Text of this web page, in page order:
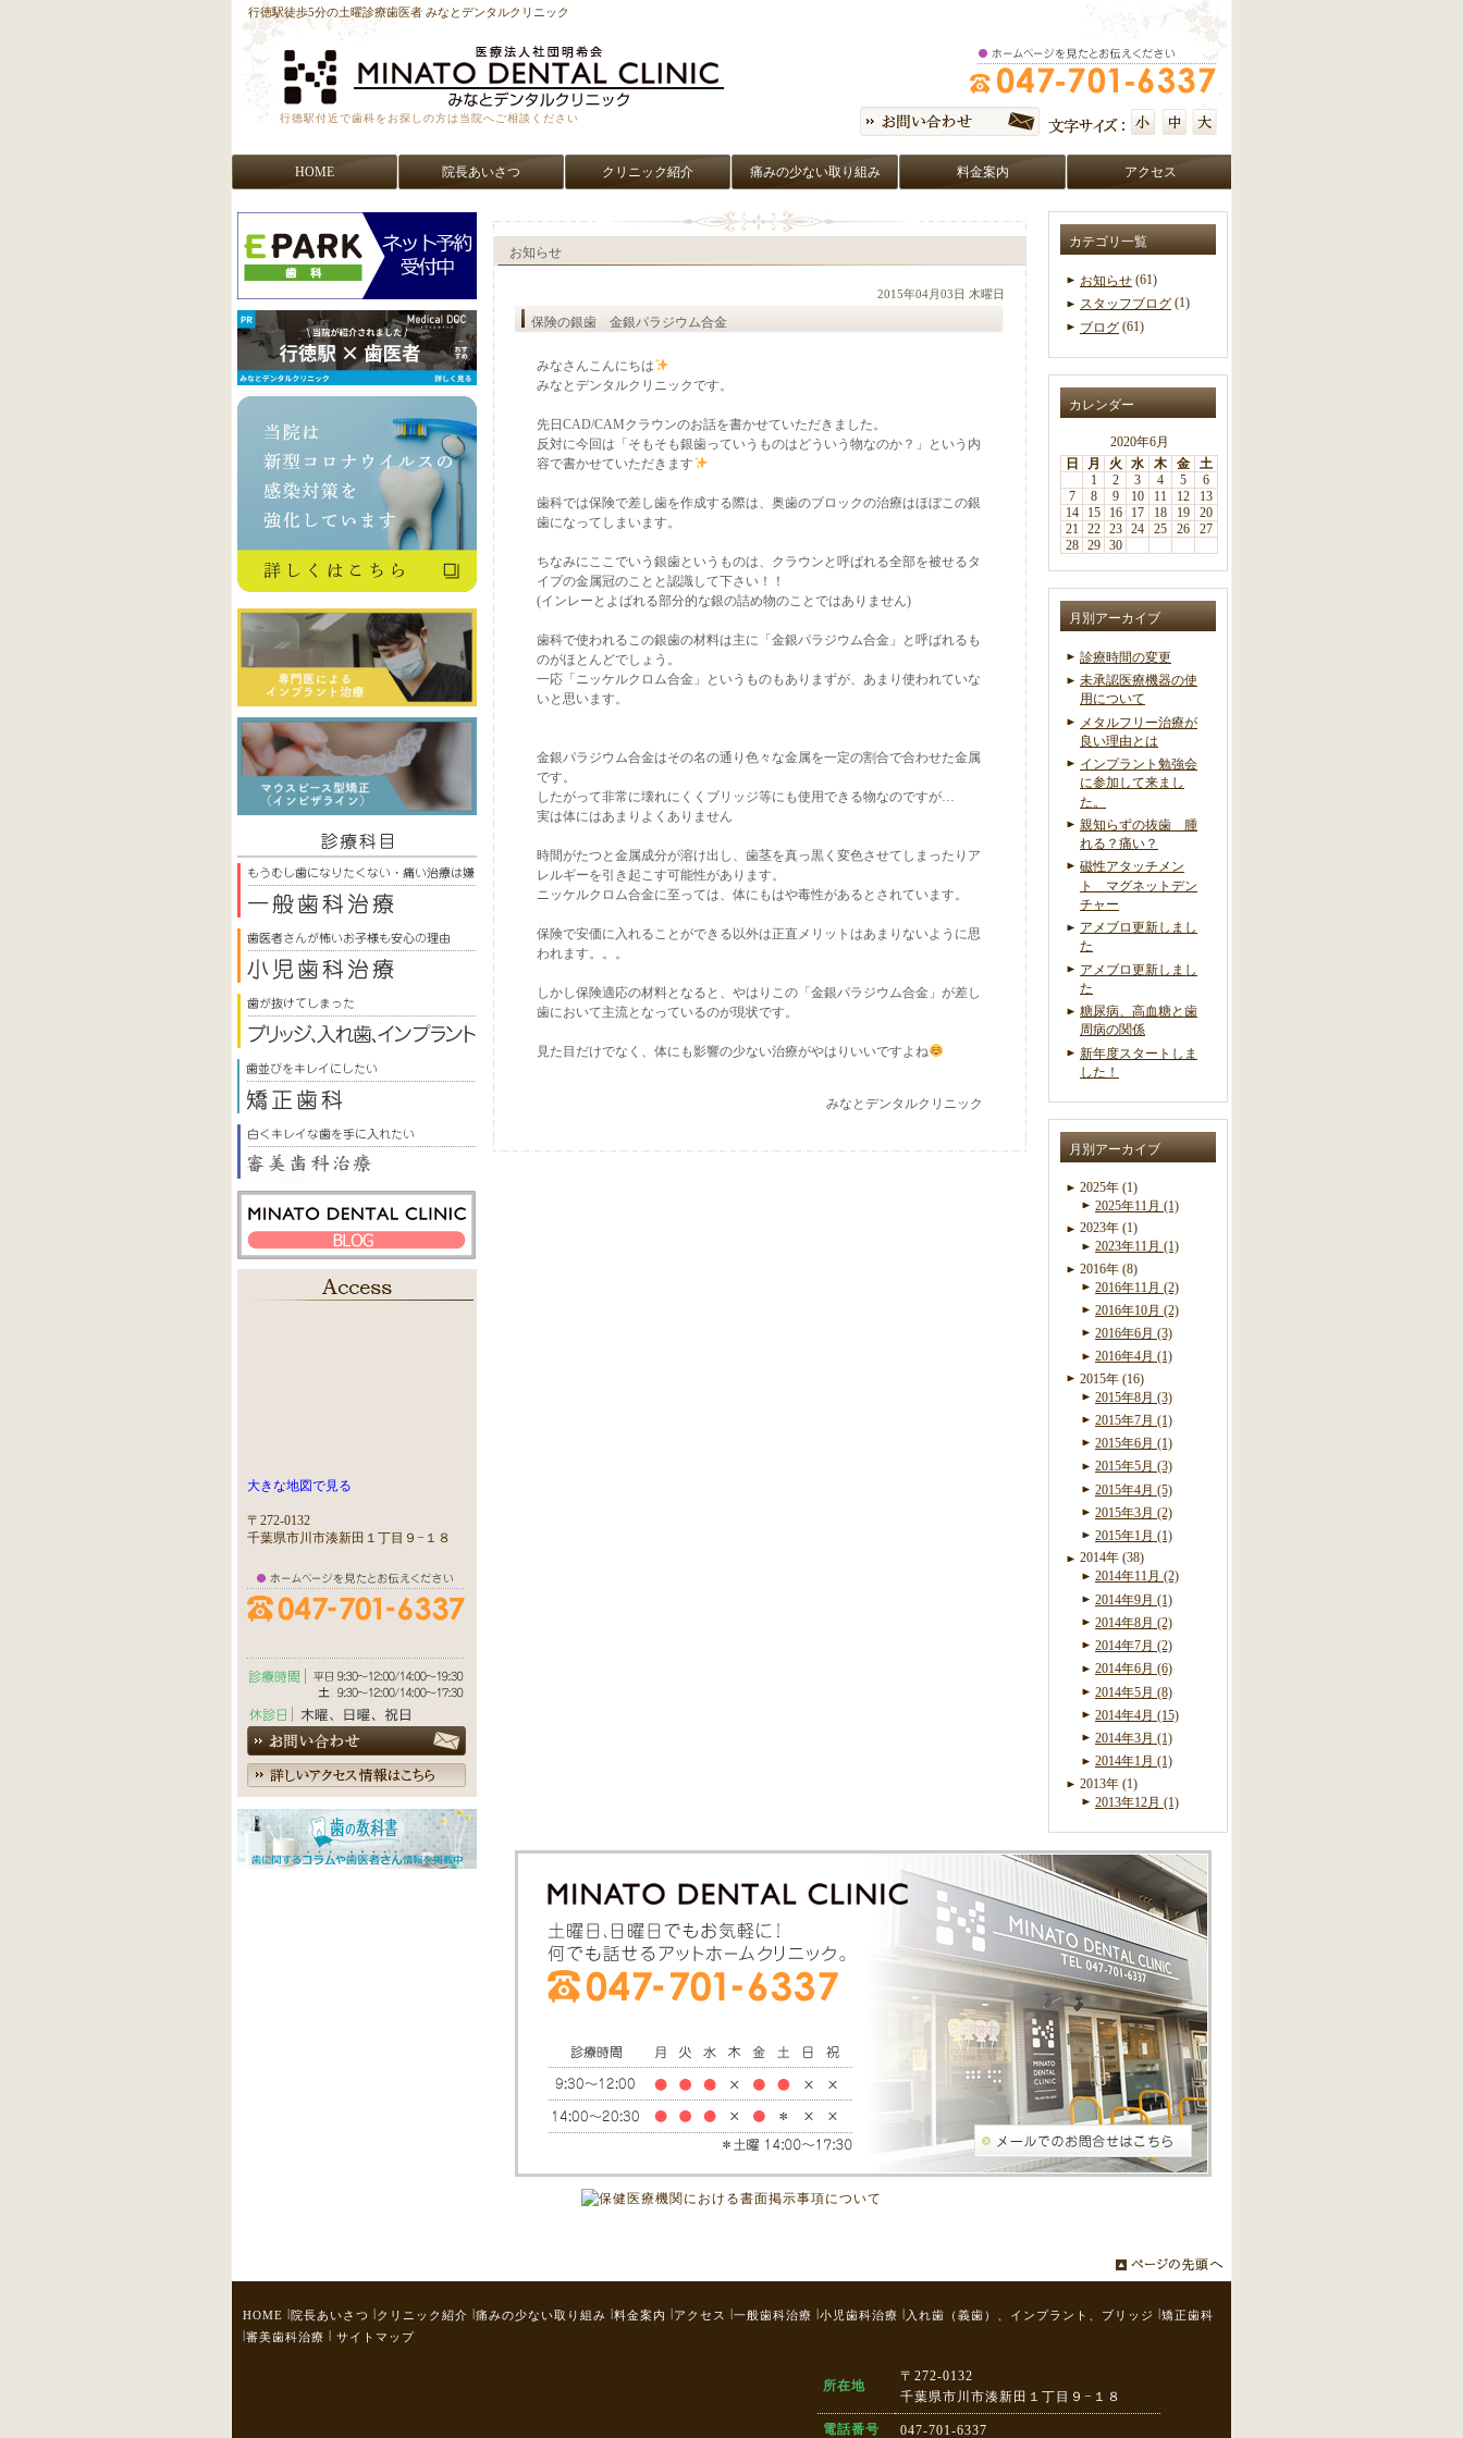
行徳駅徒歩5分の土曜診療歯医者 みなとデンタルクリニック
行徳駅付近で歯科をお探しの方は当院へご相談ください
HOME 院長あいさつ クリニック紹介 痛みの少ない取り組み 料金案内 アクセス
お知らせ
2015年04月03日 木曜日
保険の銀歯 金銀パラジウム合金
みなさんこんにちは
みなとデンタルクリニックです。
先日CAD/CAMクラウンのお話を書かせていただきました。
反対に今回は「そもそも銀歯っていうものはどういう物なのか？」という内
容で書かせていただきます
歯科では保険で差し歯を作成する際は、奥歯のブロックの治療はほぼこの銀
歯になってしまいます。
ちなみにここでいう銀歯というものは、クラウンと呼ばれる全部を被せるタ
イプの金属冠のことと認識して下さい！！
(インレーとよばれる部分的な銀の詰め物のことではありません)
歯科で使われるこの銀歯の材料は主に「金銀パラジウム合金」と呼ばれるも
のがほとんどでしょう。
一応「ニッケルクロム合金」というものもありまずが、あまり使われていな
いと思います。
金銀パラジウム合金はその名の通り色々な金属を一定の割合で合わせた金属
です。
したがって非常に壊れにくくブリッジ等にも使用できる物なのですが…
実は体にはあまりよくありません
時間がたつと金属成分が溶け出し、歯茎を真っ黒く変色させてしまったりア
レルギーを引き起こす可能性があります。
ニッケルクロム合金に至っては、体にもはや毒性があるとされています。
保険で安価に入れることができる以外は正直メリットはあまりないように思
われます。。。
しかし保険適応の材料となると、やはりこの「金銀パラジウム合金」が差し
歯において主流となっているのが現状です。
見た目だけでなく、体にも影響の少ない治療がやはりいいですよね
みなとデンタルクリニック
カテゴリ一覧
お知らせ (61)
スタッフブログ (1)
ブログ (61)
カレンダー
2020年6月
日
月 火 水 木 金
土
1
2 3 4 5
6
7
8 9 10 11 12
13
14
15 16 17 18 19
20
21
22 23 24 25 26
27
28
29 30
月別アーカイブ
診療時間の変更
未承認医療機器の使
用について
メタルフリー治療が
良い理由とは
インプラント勉強会
に参加して来まし
た。
親知らずの抜歯 腫
れる？痛い？
磁性アタッチメン
ト マグネットデン
チャー
アメブロ更新しまし
た
アメブロ更新しまし
た
糖尿病、高血糖と歯
周病の関係
新年度スタートしま
した！
月別アーカイブ
2025年 (1)
2025年11月 (1)
2023年 (1)
2023年11月 (1)
2016年 (8)
2016年11月 (2)
2016年10月 (2)
2016年6月 (3)
2016年4月 (1)
2015年 (16)
2015年8月 (3)
2015年7月 (1)
2015年6月 (1)
2015年5月 (3)
2015年4月 (5)
2015年3月 (2)
2015年1月 (1)
2014年 (38)
2014年11月 (2)
2014年9月 (1)
2014年8月 (2)
2014年7月 (2)
2014年6月 (6)
2014年5月 (8)
2014年4月 (15)
2014年3月 (1)
2014年1月 (1)
2013年 (1)
2013年12月 (1)
大きな地図で見る
〒272-0132
千葉県市川市湊新田１丁目９−１８
HOME |院長あいさつ |クリニック紹介 |痛みの少ない取り組み |料金案内 |アクセス |一般歯科治療 |小児歯科治療 | 入れ歯（義歯）、インプラント、ブリッジ |矯正歯科
|審美歯科治療 | サイトマップ
所在地
〒272-0132
千葉県市川市湊新田１丁目９−１８
電話番号 047-701-6337